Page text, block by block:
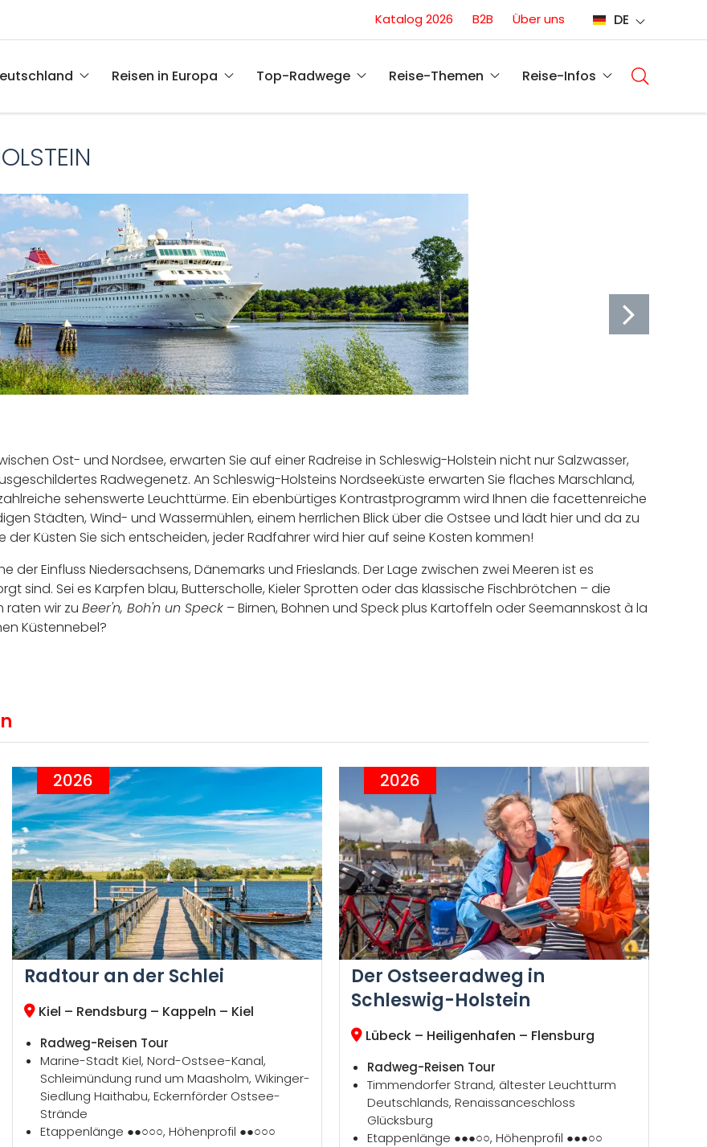
Conversion
(DE)
Katalog 2026 B2B Über uns DE
Reisen in Europa Top-Radwege Reise-Themen Reise-Infos
Ost- und Nordsee, erwarten Sie auf einer Radreise in Schleswig-Holstein nicht nur Salzwasser,
Radwegenetz. An Schleswig-Holsteins Nordseeküste erwarten Sie flaches Marschland,
sehenswerte Leuchttürme. Ein ebenbürtiges Kontrastprogramm wird Ihnen die facettenreiche
Städten, Wind- und Wassermühlen, einem herrlichen Blick über die Ostsee und lädt hier und da zu
der Küsten Sie sich entscheiden, jeder Radfahrer wird hier auf seine Kosten kommen!
Einfluss Niedersachsens, Dänemarks und Frieslands. Der Lage zwischen zwei Meeren ist es
sind. Sei es Karpfen blau, Butterscholle, Kieler Sprotten oder das klassische Fischbrötchen – die
raten wir zu Beer'n, Boh'n un Speck – Birnen, Bohnen und Speck plus Kartoffeln oder Seemannskost à la
Küstennebel?
2026
Radtour an der Schlei
Kiel – Rendsburg – Kappeln – Kiel
Radweg-Reisen Tour
Marine-Stadt Kiel, Nord-Ostsee-Kanal,
Schleimündung rund um Maasholm, Wikinger-
Siedlung Haithabu, Eckernförder Ostsee-
Strände
Etappenlänge ●●○○○, Höhenprofil ●●○○○
2026
Der Ostseeradweg in
Schleswig-Holstein
Lübeck – Heiligenhafen – Flensburg
Radweg-Reisen Tour
Timmendorfer Strand, ältester Leuchtturm
Deutschlands, Renaissanceschloss
Glücksburg
Etappenlänge ●●●○○, Höhenprofil ●●●○○